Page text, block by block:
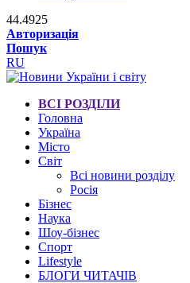
44.4925
Авторизація
Пошук
RU
ВСІ РОЗДІЛИ
Головна
Україна
Місто
Світ
Всі новини розділу
Росія
Бізнес
Наука
Шоу-бізнес
Спорт
Lifestyle
БЛОГИ ЧИТАЧІВ